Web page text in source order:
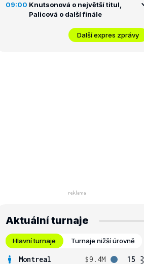
09:00 Knutsonová o největší titul,
Palicová o další finále
Další expres zprávy
Aktuální turnaje
Hlavní turnaje Turnaje nižší úrovně
Montreal $9.4M
15